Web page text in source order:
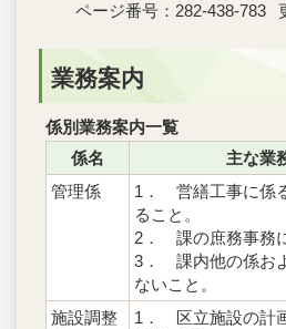
ページ番号：282-438-783
業務案内
係別業務案内一覧
係名
主な業
管理係
1． 営繕工事に係
ること。
2． 課の庶務事務
3． 課内他の係お
ないこと。
施設調整
1． 区立施設の計